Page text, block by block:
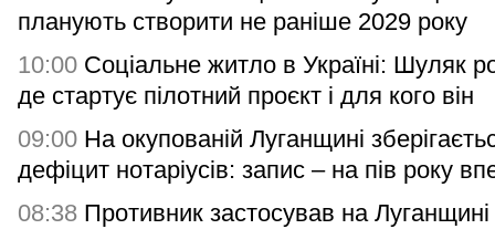
планують створити не раніше 2029 року
10:00 Соціальне житло в Україні: Шуляк
де стартує пілотний проєкт і для кого він
09:00 На окупованій Луганщині
дефіцит нотаріусів: запис – на пів року
08:38 Противник застосував на Луганщині